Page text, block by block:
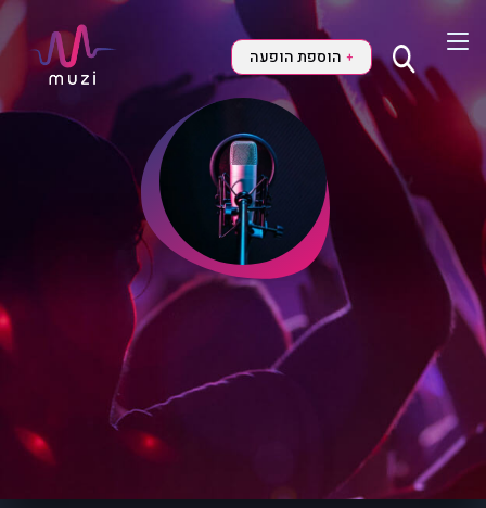
+ הוספת הופעה